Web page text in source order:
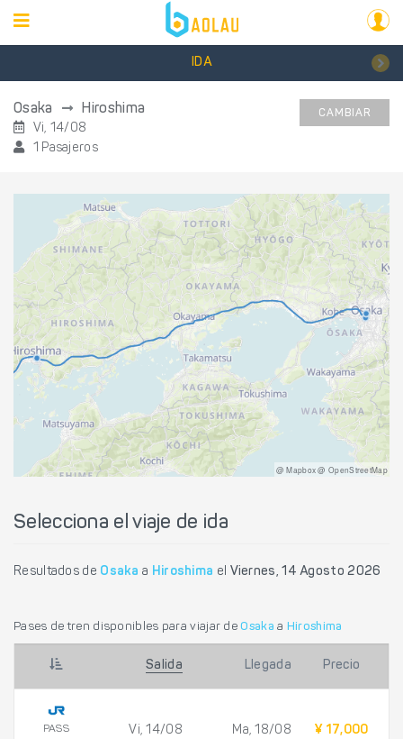
IDA
Osaka Hiroshima
Vi, 14/08
1 Pasajeros
CAMBIAR
@ Mapbox @ OpenStreetMap
Selecciona el viaje de ida
Resultados de Osaka a Hiroshima el Viernes, 14 Agosto 2026
Pases de tren disponibles para viajar deOsaka a Hiroshima
Salida Llegada Precio
PASS Vi, 14/08 Ma, 18/08 ¥ 17,000